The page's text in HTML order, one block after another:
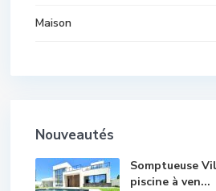
Maison
Nouveautés
Somptueuse
piscine à ven...